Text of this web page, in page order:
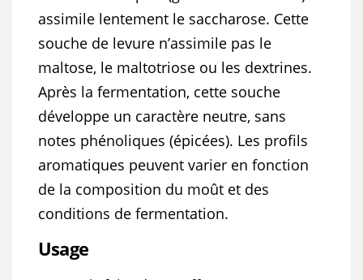
assimile lentement le saccharose. Cette
souche de levure n’assimile pas le
maltose, le maltotriose ou les dextrines.
Après la fermentation, cette souche
développe un caractère neutre, sans
notes phénoliques (épicées). Les profils
aromatiques peuvent varier en fonction
de la composition du moût et des
conditions de fermentation.
Usage